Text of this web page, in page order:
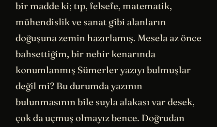
bir madde ki; tıp, felsefe, matematik,
mühendislik ve sanat gibi alanların
doğuşuna zemin hazırlamış. Mesela az önce
bahsettiğim, bir nehir kenarında
konumlanmış Sümerler yazıyı bulmuşlar
değil mi? Bu durumda yazının
bulunmasının bile suyla alakası var desek,
çok da uçmuş olmayız bence. Doğrudan